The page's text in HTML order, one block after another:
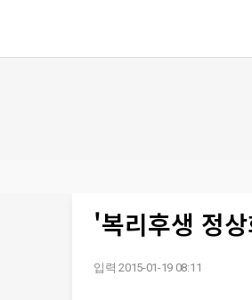
'복리후생 정
입력 2015-01-19 08:11